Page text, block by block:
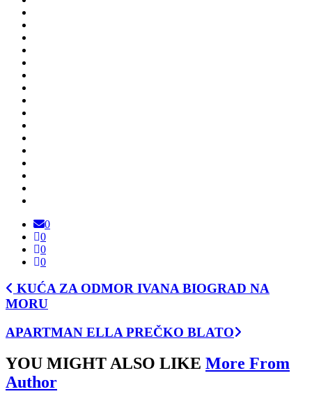
0
0
0
0
KUĆA ZA ODMOR IVANA BIOGRAD NA
MORU
APARTMAN ELLA PREČKO BLATO
YOU MIGHT ALSO LIKE More From
Author